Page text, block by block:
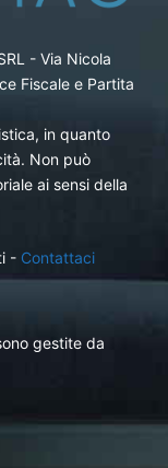
- Via Nicola
Fiscale e Partita
in quanto
Non può
ai sensi della
- Contattaci
gestite da